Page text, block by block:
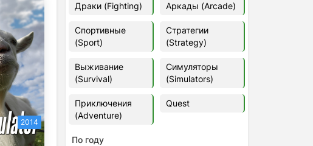
2014
Forza Horizon 5 v.688.044
[Папка игры] (2021)
2021
V Rising
2024
Драки (Fighting) Аркады (Arcade)
Спортивные
(Sport)
Стратегии
(Strategy)
Выживание
(Survival)
Симуляторы
(Simulators)
Приключения
(Adventure)
Quest
По году